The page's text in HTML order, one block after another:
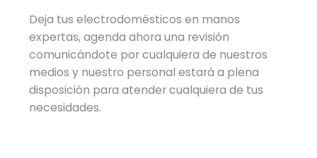
Deja tus electrodomésticos en manos
expertas, agenda ahora una revisión
comunicándote por cualquiera de nuestros
medios y nuestro personal estará a plena
disposición para atender cualquiera de tus
necesidades.